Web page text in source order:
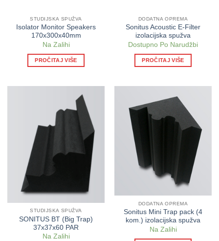
STUDIJSKA SPUŽVA
Isolator Monitor Speakers
170x300x40mm
Na Zalihi
PROČITAJ VIŠE
DODATNA OPREMA
Sonitus Acoustic E-Filter
izolacijska spužva
Dostupno Po Narudžbi
PROČITAJ VIŠE
STUDIJSKA SPUŽVA
SONITUS BT (Big Trap)
37x37x60 PAR
Na Zalihi
DODATNA OPREMA
Sonitus Mini Trap pack (4
kom.) izolacijska spužva
Na Zalihi